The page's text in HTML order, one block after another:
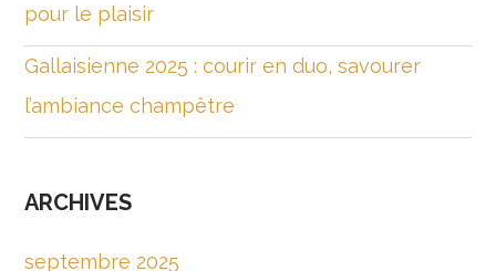
pour le plaisir
Gallaisienne 2025 : courir en duo, savourer
l’ambiance champêtre
ARCHIVES
septembre 2025